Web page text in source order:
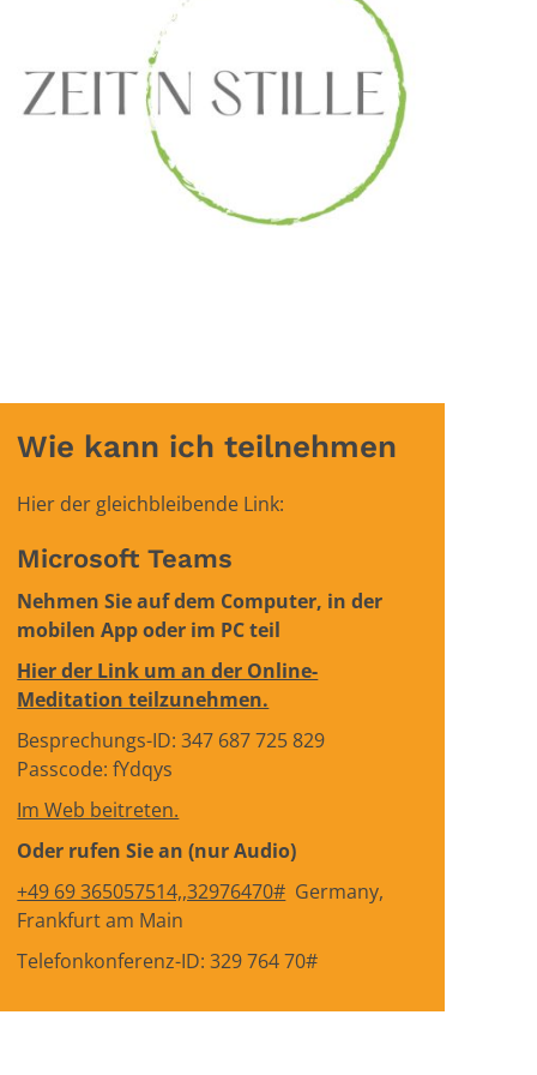
Wie kann ich teilnehmen
Hier der gleichbleibende Link:
Microsoft Teams
Nehmen Sie auf dem Computer, in der
mobilen App oder im PC teil
Hier der Link um an der Online-
Meditation teilzunehmen.
Besprechungs-ID: 347 687 725 829
Passcode: fYdqys
Im Web beitreten.
Oder rufen Sie an (nur Audio)
+49 69 365057514,,32976470# Germany,
Frankfurt am Main
Telefonkonferenz-ID: 329 764 70#